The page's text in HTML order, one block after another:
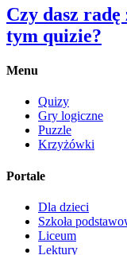
Czy dasz
tym quizie?
Menu
Quizy
Gry logiczne
Puzzle
Krzyżówki
Portale
Dla dzieci
Szkoła
Liceum
Lektury